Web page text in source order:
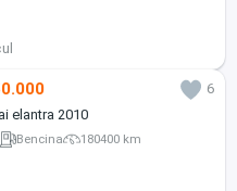
6
elantra 2010
Bencina 180400 km